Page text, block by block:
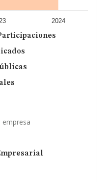
2024
empresa